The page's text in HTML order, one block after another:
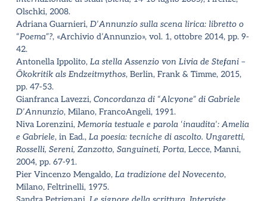
Olschki, 2008.
Adriana Guarnieri, D’Annunzio sulla scena lirica: libretto o
“Poema”?, «Archivio d’Annunzio», vol. 1, ottobre 2014, pp. 9-
42.
Antonella Ippolito,La stella Assenzio von Livia de Stefani –
Ökokritik als Endzeitmythos, Berlin, Frank & Timme, 2015,
pp. 47-53.
Gianfranca Lavezzi, Concordanza di “Alcyone” di Gabriele
D’Annunzio, Milano, FrancoAngeli, 1991.
Niva Lorenzini, Memoria testuale e parola ‘inaudita’: Amelia
e Gabriele, in Ead., La poesia: tecniche di ascolto. Ungaretti,
Rosselli, Sereni, Zanzotto, Sanguineti, Porta, Lecce, Manni,
2004, pp. 67-91.
Pier Vincenzo Mengaldo, La tradizione del Novecento,
Milano, Feltrinelli, 1975.